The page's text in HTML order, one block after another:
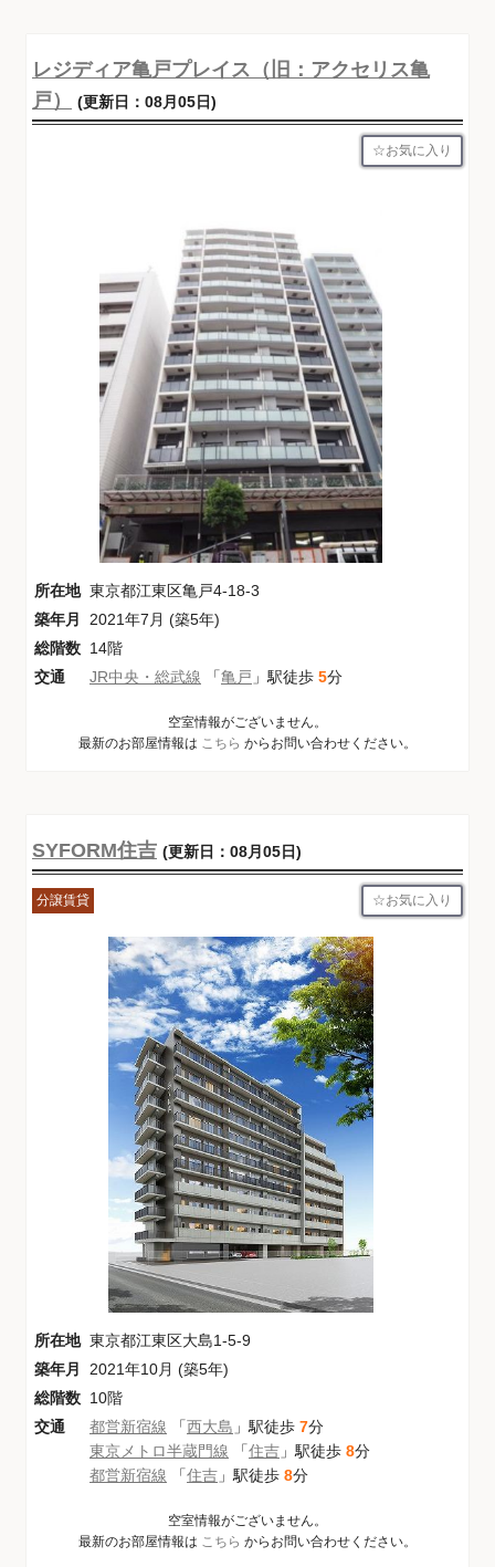
レジディア亀戸プレイス（旧：アクセリス亀
戸）
(更新日：08月05日)
お気に入り
所在地 東京都江東区亀戸4-18-3
築年月
2021年7月 (築5年)
総階数 14階
交通
JR中央・総武線 「亀戸 」駅徒歩 5分
空室情報がございません。
最新のお部屋情報は こちら からお問い合わせください。
SYFORM住吉 (更新日：08月05日)
分譲賃貸 お気に入り
所在地 東京都江東区大島1-5-9
築年月
2021年10月 (築5年)
総階数 10階
交通
都営新宿線 「西大島 」駅徒歩 7分
東京メトロ半蔵門線 「住吉 」駅徒歩 8分
都営新宿線 「住吉 」駅徒歩 8分
空室情報がございません。
最新のお部屋情報は こちら からお問い合わせください。